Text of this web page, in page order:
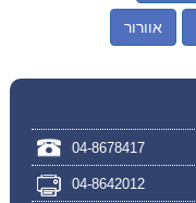
אוורור
04-8678417
04-8642012